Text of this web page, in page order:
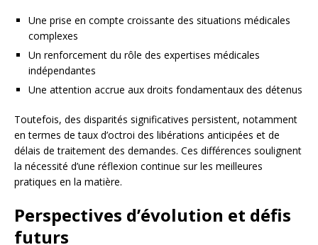
Une prise en compte croissante des situations médicales
complexes
Un renforcement du rôle des expertises médicales
indépendantes
Une attention accrue aux droits fondamentaux des détenus
Toutefois, des disparités significatives persistent, notamment
en termes de taux d’octroi des libérations anticipées et de
délais de traitement des demandes. Ces différences soulignent
la nécessité d’une réflexion continue sur les meilleures
pratiques en la matière.
Perspectives d’évolution et défis
futurs